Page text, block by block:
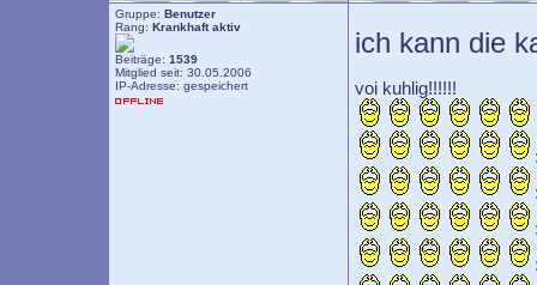
Gruppe: Benutzer
Rang: Krankhaft aktiv
Beiträge: 1539
Mitglied seit: 30.05.2006
IP-Adresse: gespeichert
ich kann die
voi kuhlig!!!!!!